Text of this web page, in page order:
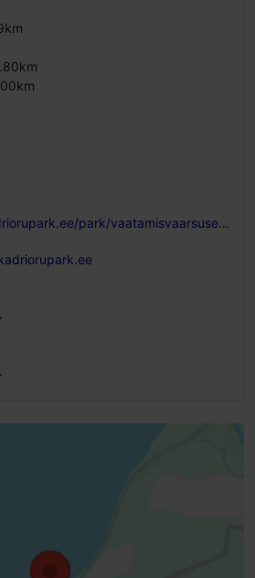
http://www.kadriorupark.ee/park/vaatamisvaarsused/russalka-malestusmark
skuutriga